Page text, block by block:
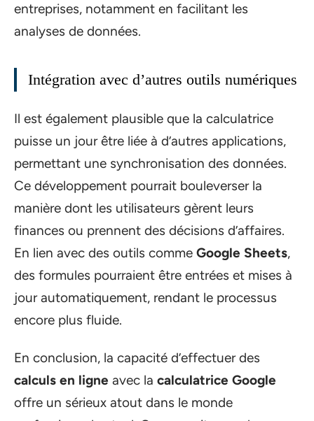
entreprises, notamment en facilitant les
analyses de données.
Intégration avec d’autres outils numériques
Il est également plausible que la calculatrice
puisse un jour être liée à d’autres applications,
permettant une synchronisation des données.
Ce développement pourrait bouleverser la
manière dont les utilisateurs gèrent leurs
finances ou prennent des décisions d’affaires.
En lien avec des outils comme Google Sheets,
des formules pourraient être entrées et mises à
jour automatiquement, rendant le processus
encore plus fluide.
En conclusion, la capacité d’effectuer des
calculs en ligne avec la calculatrice Google
offre un sérieux atout dans le monde